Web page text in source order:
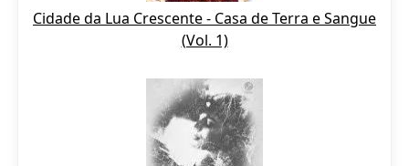
Cidade da Lua Crescente - Casa de Terra e Sangue
(Vol. 1)